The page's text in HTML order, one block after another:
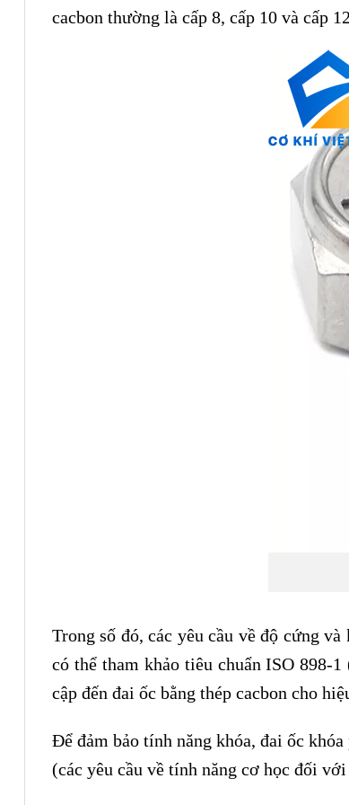
cacbon thường là cấp 8, cấp 10 và cấp
Trong số đó, các yêu cầu về độ cứng
có thể tham khảo tiêu chuẩn ISO 898-
cập đến đai ốc bằng thép cacbon cho
Để đảm bảo tính năng khóa, đai ốc
(các yêu cầu về tính năng cơ học đối